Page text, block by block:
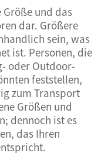
und das
dar. Größere
sein, was
ist. Personen, die
oder Outdoor-
feststellen,
zum Transport
Größen und
dennoch ist es
das Ihren